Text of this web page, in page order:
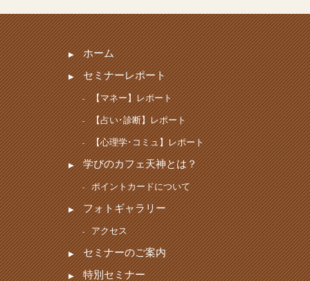
ホーム
セミナーレポート
【マネー】レポート
【占い･診断】レポート
【心理学･コミュ】レポート
学びのカフェ天神とは？
ポイントカードについて
フォトギャラリー
アクセス
セミナーのご案内
特別セミナー